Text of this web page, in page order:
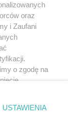
oraz
i Zaufani
o zgodę na
prywatności
USTAWIENIA